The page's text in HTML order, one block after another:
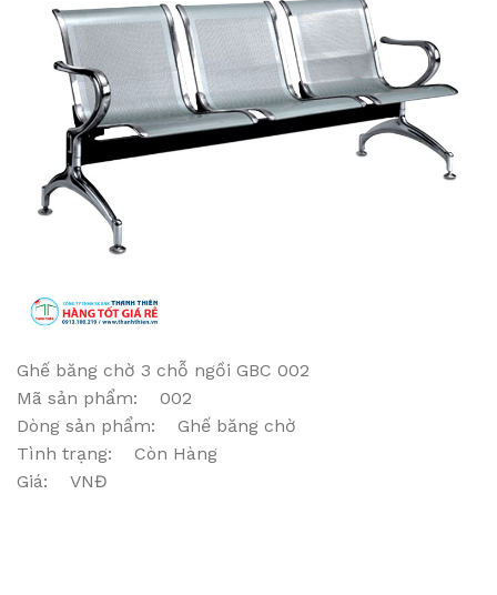
Ghế băng chờ 3 chỗ ngồi GBC 002
Mã sản phẩm: 002
Dòng sản phẩm: Ghế băng chờ
Tình trạng: Còn Hàng
Giá: VNĐ